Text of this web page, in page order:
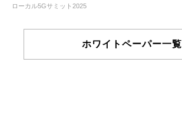
ローカル5Gサミット2025
ホワイトペーパー一覧